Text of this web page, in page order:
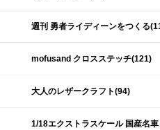
週刊 勇者ライディーンをつくる
mofusand クロスステッチ(121)
大人のレザークラフト(94)
1/18エクストラスケール 国産名